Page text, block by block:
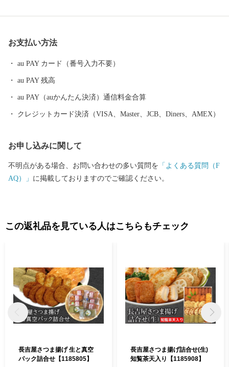
お支払い方法
au PAY カード（番号入力不要）
au PAY 残高
au PAY（auかんたん決済）通信料金合算
クレジットカード決済（VISA、Master、JCB、Diners、AMEX）
お申し込みに関して
不明点がある場合、お問い合わせの多い質問を 「よくある質問（F
AQ）」 に掲載しておりますのでご確認ください。
この返礼品を見ている人はこちらもチェック
長吉屋さつま揚げ 生と真空
パック詰合せ【1185805】
長吉屋さつま揚げ詰合せ(生)
知覧茶天入り【1185908】